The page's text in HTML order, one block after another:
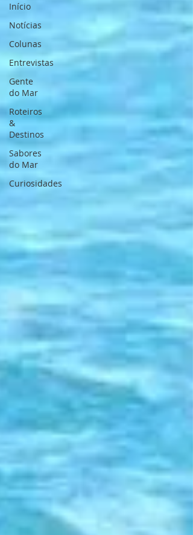
Início
Notícias
Colunas
Entrevistas
Gente
do Mar
Roteiros
&
Destinos
Sabores
do Mar
Curiosidades